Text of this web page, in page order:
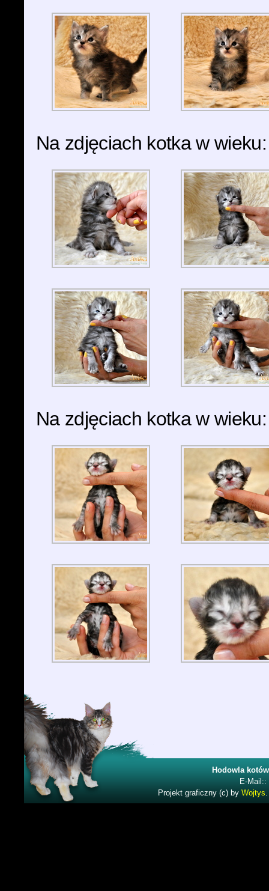
Na zdjęciach kotka w
Na zdjęciach kotka w
Hodowla
E-Mail::
Projekt graficzny (c) by Wojtys